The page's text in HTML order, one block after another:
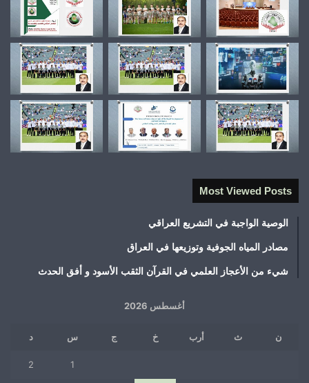
Most Viewed Posts
الوصية الواجبة في التشريع العراقي
مصادر المياه الجوفية وتوزيعها في العراق
شيء من الأعجاز العلمي في القرآن الثقب الأسود و أفق الحدث
أغسطس 2026
ن ث أرب خ ج س د
1
2